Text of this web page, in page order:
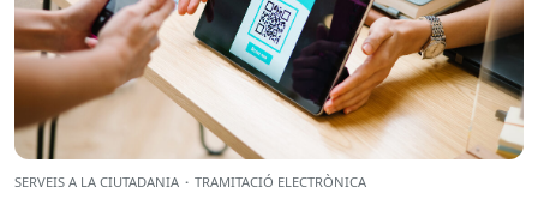
SERVEIS A LA CIUTADANIA · TRAMITACIÓ ELECTRÒNICA